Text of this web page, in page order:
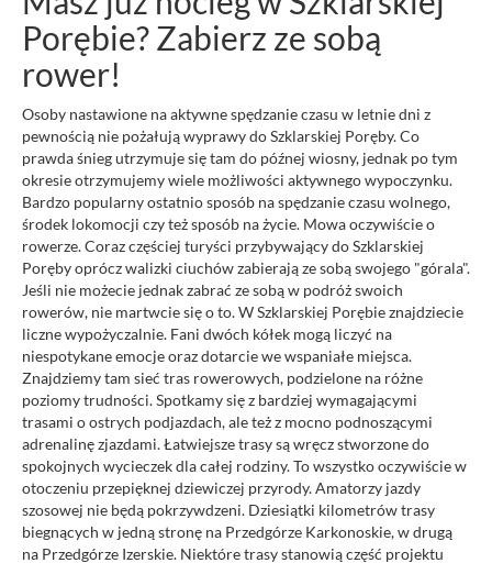
Porębie? Zabierz ze sobą
rower!
Osoby nastawione na aktywne spędzanie czasu w letnie dni z
pewnością nie pożałują wyprawy do Szklarskiej Poręby. Co
prawda śnieg utrzymuje się tam do późnej wiosny, jednak po tym
okresie otrzymujemy wiele możliwości aktywnego wypoczynku.
Bardzo popularny ostatnio sposób na spędzanie czasu wolnego,
środek lokomocji czy też sposób na życie. Mowa oczywiście o
rowerze. Coraz częściej turyści przybywający do Szklarskiej
Poręby oprócz walizki ciuchów zabierają ze sobą swojego "górala".
Jeśli nie możecie jednak zabrać ze sobą w podróż swoich
rowerów, nie martwcie się o to. W Szklarskiej Porębie znajdziecie
liczne wypożyczalnie. Fani dwóch kółek mogą liczyć na
niespotykane emocje oraz dotarcie we wspaniałe miejsca.
Znajdziemy tam sieć tras rowerowych, podzielone na różne
poziomy trudności. Spotkamy się z bardziej wymagającymi
trasami o ostrych podjazdach, ale też z mocno podnoszącymi
adrenalinę zjazdami. Łatwiejsze trasy są wręcz stworzone do
spokojnych wycieczek dla całej rodziny. To wszystko oczywiście w
otoczeniu przepięknej dziewiczej przyrody. Amatorzy jazdy
szosowej nie będą pokrzywdzeni. Dziesiątki kilometrów trasy
biegnących w jedną stronę na Przedgórze Karkonoskie, w drugą
na Przedgórze Izerskie. Niektóre trasy stanowią część projektu